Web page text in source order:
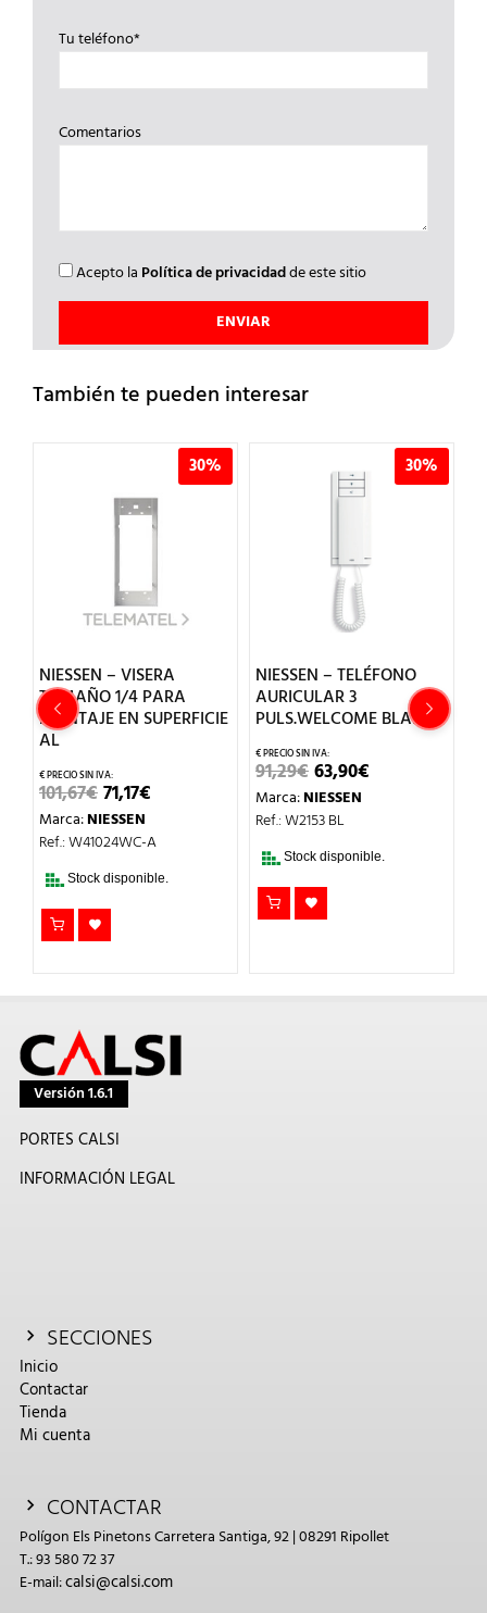
Tu teléfono*
Comentarios
Acepto la Política de privacidadde este sitio
También te pueden interesar
30%
NIESSEN – VISERA
TAMAÑO 1/4 PARA
MONTAJE EN SUPERFICIE
AL
101,67€EL
PRECIO
ORIGINAL
ERA:
71,17€
ES:
Marca:NIESSEN
Ref.: W41024WC-A
Stock disponible.
30%
NIESSEN – TELÉFONO
AURICULAR 3
PULS.WELCOME BLANCO
91,29€EL
PRECIO
ORIGINAL
ERA:
63,90€
Marca:NIESSEN
Ref.: W2153 BL
Stock disponible.
Versión 1.6.1
PORTES CALSI
INFORMACIÓN LEGAL
SECCIONES
Inicio
Contactar
Tienda
Mi cuenta
CONTACTAR
Polígon Els Pinetons Carretera Santiga, 92 | 08291 Ripollet
T.: 93 580 72 37
E-mail:calsi@calsi.com